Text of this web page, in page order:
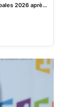
Henri Sannier battu aux municipales 2026 après 49 ans à la tête de son village